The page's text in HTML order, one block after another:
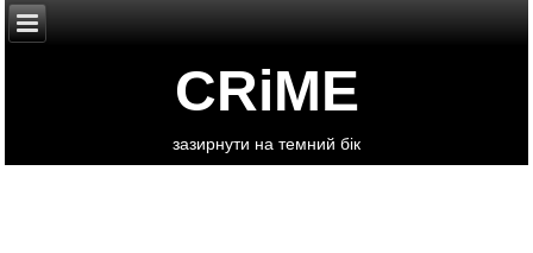
CRiME
зазирнути на темний бік